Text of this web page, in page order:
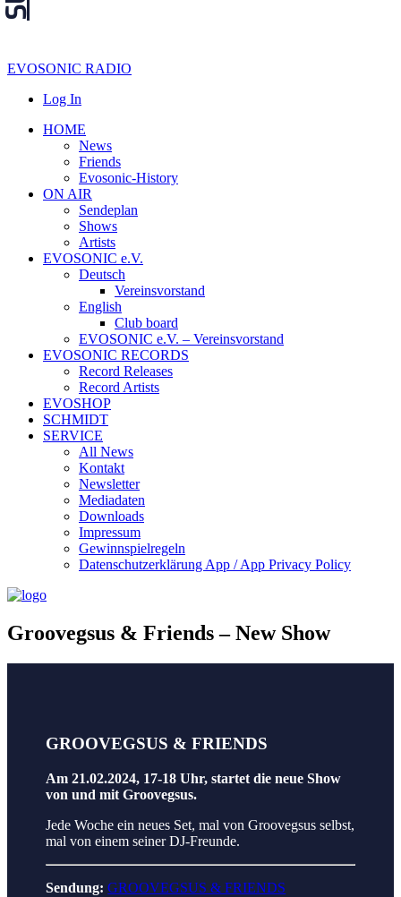
EVOSONIC RADIO
Log In
HOME
News
Friends
Evosonic-History
ON AIR
Sendeplan
Shows
Artists
EVOSONIC e.V.
Deutsch
Vereinsvorstand
English
Club board
EVOSONIC e.V. ‒ Vereinsvorstand
EVOSONIC RECORDS
Record Releases
Record Artists
EVOSHOP
SCHMIDT
SERVICE
All News
Kontakt
Newsletter
Mediadaten
Downloads
Impressum
Gewinnspielregeln
Datenschutzerklärung App / App Privacy Policy
Groovegsus & Friends – New Show
GROOVEGSUS & FRIENDS
Am 21.02.2024, 17-18 Uhr, startet die neue Show
von und mit Groovegsus.
Jede Woche ein neues Set, mal von Groovegsus selbst,
mal von einem seiner DJ-Freunde.
Sendung: GROOVEGSUS & FRIENDS